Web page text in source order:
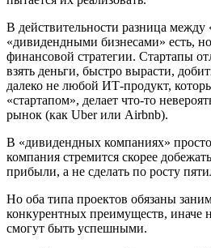
В действительности разница между
«дивидендными бизнесами» есть,
финансовой стратегии. Стартапы
взять деньги, быстро вырасти,
далеко не любой ИТ-продукт,
«стартапом», делает что-то
рынок (как Uber или Airbnb).
В «дивидендных компаниях» просто
компания стремится скорее
прибыли, а не сделать по росту
Но оба типа проектов обязаны
конкурентных преимуществ, иначе
смогут быть успешными.